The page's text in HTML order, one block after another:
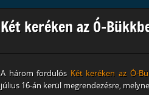
Két keréken az Ó-
A három fordulós Két keréken az Ó-
július 16-án kerül megrendezésre,